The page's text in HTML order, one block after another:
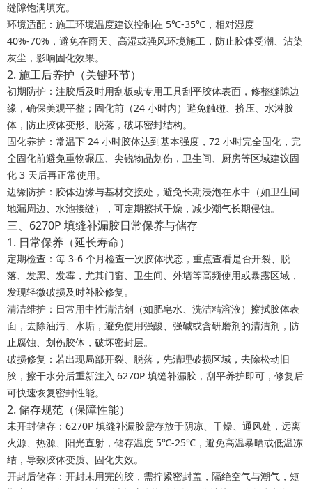
缝隙饱满填充。
环境适配：施工环境温度建议控制在 5℃-35℃，相对湿度
40%-70%，避免在雨天、高湿或强风环境施工，防止胶体受潮、沾染
灰尘，影响固化效果。
2. 施工后养护（关键环节）
初期防护：注胶后及时用刮板或专用工具刮平胶体表面，修整缝隙边
缘，确保美观平整； 固化前（24 小时内）避免触碰、挤压、水淋胶
体 ，防止胶体变形、脱落，破坏密封结构。
固化养护：常温下 24 小时胶体达到基本强度，72 小时完全固化， 完
全固化前避免重物碾压、尖锐物品划伤 ，卫生间、厨房等区域建议固
化 3 天后再正常使用。
边缘防护：胶体边缘与基材交接处，避免长期浸泡在水中（如卫生间
地漏周边、水池接缝），可定期擦拭干燥，减少潮气长期侵蚀。
三、6270P 填缝补漏胶日常保养与储存
1. 日常保养（延长寿命）
定期检查：每 3-6 个月检查一次胶体状态，重点查看是否开裂、脱
落、发黑、发霉 ，尤其门窗、卫生间、外墙等高频使用或暴露区域，
发现轻微破损及时补胶修复。
清洁维护：日常用中性清洁剂（如肥皂水、洗洁精溶液）擦拭胶体表
面，去除油污、水垢， 避免使用强酸、强碱或含研磨剂的清洁剂 ，防
止腐蚀、划伤胶体，破坏密封层。
破损修复：若出现局部开裂、脱落，先清理破损区域，去除松动旧
胶，擦干水分后重新注入 6270P 填缝补漏胶，刮平养护即可，修复后
可快速恢复密封性能。
2. 储存规范（保障性能）
未开封储存：6270P 填缝补漏胶需存放于阴凉、干燥、通风处，远离
火源、热源、阳光直射 ，储存温度 5℃-25℃，避免高温暴晒或低温冻
结，导致胶体变质、固化失效。
开封后储存：开封未用完的胶，需拧紧密封盖，隔绝空气与潮气 ，短